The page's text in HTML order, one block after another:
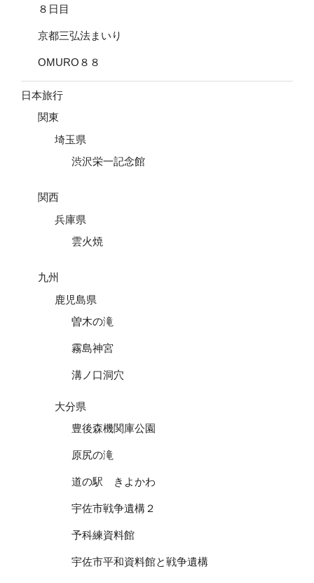
８日目
京都三弘法まいり
OMURO８８
日本旅行
関東
埼玉県
渋沢栄一記念館
関西
兵庫県
雲火焼
九州
鹿児島県
曽木の滝
霧島神宮
溝ノ口洞穴
大分県
豊後森機関庫公園
原尻の滝
道の駅 きよかわ
宇佐市戦争遺構２
予科練資料館
宇佐市平和資料館と戦争遺構